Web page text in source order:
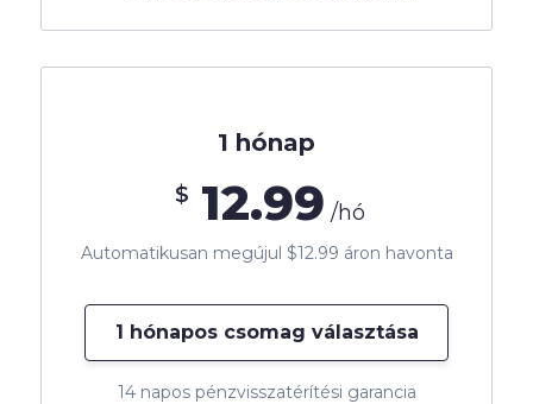
1 hónap
$ 12.99 /hó
Automatikusan megújul $12.99 áron havonta
1 hónapos csomag választása
14 napos pénzvisszatérítési garancia